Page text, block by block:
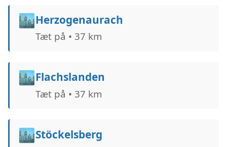
🏙️Herzogenaurach
Tæt på • 37 km
🏙️Flachslanden
Tæt på • 37 km
🏙️Stöckelsberg